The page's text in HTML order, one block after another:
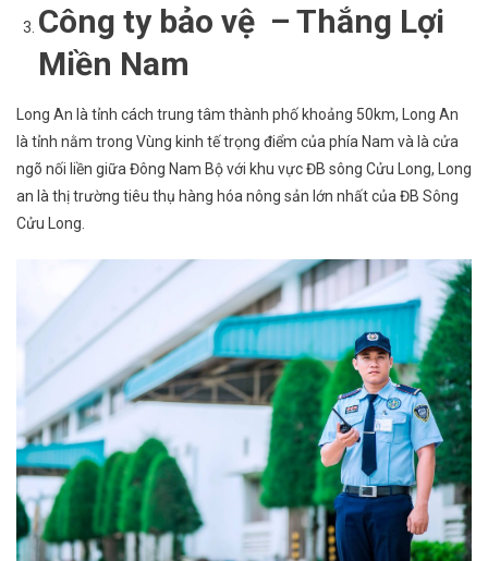
Công ty bảo vệ – Thắng Lợi
Miền Nam
Long An là tỉnh cách trung tâm thành phố khoảng 50km, Long An
là tỉnh nằm trong Vùng kinh tế trọng điểm của phía Nam và là cửa
ngõ nối liền giữa Đông Nam Bộ với khu vực ĐB sông Cửu Long, Long
an là thị trường tiêu thụ hàng hóa nông sản lớn nhất của ĐB Sông
Cửu Long.